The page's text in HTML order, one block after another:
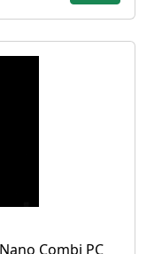
Combi PC